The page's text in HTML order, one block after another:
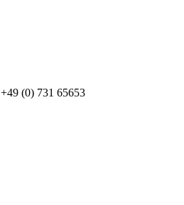
+49 (0) 731 65653